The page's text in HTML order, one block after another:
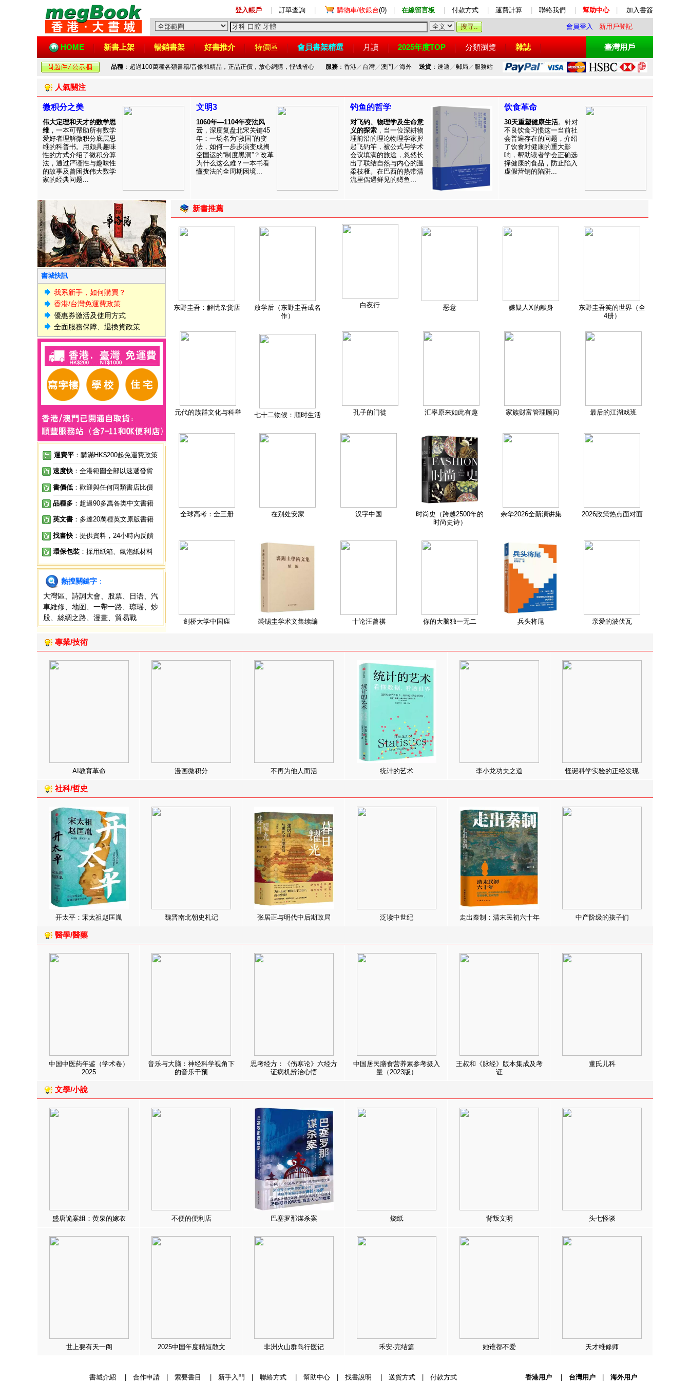
登入帳戶 訂單查詢 購物車/收銀台(0) 在線留言板 付款方式 運費計算 聯絡我們 幫助中心 加入書簽
會員登入 新用戶登記
HOME 新書上架 暢銷書架 好書推介 特價區 會員書架精選 月讀 2025年度TOP 分類瀏覽 雜誌 臺灣用戶
品種 ：超過100萬種各類書籍/音像和精品，正品正價，放心網購，悭钱省心 服務：香港／ 台灣／澳門 ／海外 送貨：速遞 ／郵局 ／ 服務站
人氣關注
微积分之美
伟大定理和天才的数学思
维 ，一本可帮助所有数学
爱好者理解微积分底层思
维的科普书。用颇具趣味
性的方式介绍了微积分算
法，通过严谨性与趣味性
的故事及曾困扰伟大数学
家的经典问题...
文明3
1060年—1104年变法风
云 ，深度复盘北宋关键45
年：一场名为“救国”的变
法，如何一步步演变成掏
空国运的“制度黑洞”？改革
为什么这么难？一本书看
懂变法的全周期困境...
钓鱼的哲学
对飞钓、物理学及生命意
义的探索 ，当一位深耕物
理前沿的理论物理学家握
起飞钓竿，被公式与学术
会议填满的旅途，忽然长
出了联结自然与内心的温
柔枝桠。在巴西的热带清
流里偶遇鲜见的鳟鱼...
饮食革命
30天重塑健康生活。针对
不良饮食习惯这一当前社
会普遍存在的问题，介绍
了饮食对健康的重大影
响，帮助读者学会正确选
择健康的食品，防止陷入
虚假营销的陷阱...
書城快訊
我系新手，如何購買？
香港/台灣免運費政策
優惠券激活及使用方式
全面服務保障、退換貨政策
運費平 ：購滿HK$200起免運費政策
速度快 ：全港範圍全部以速遞發貨
書價低 ：歡迎與任何同類書店比價
品種多 ：超過90多萬各类中文書籍
英文書 ：多達20萬種英文原版書籍
找書快 ：提供資料，24小時內反饋
環保包裝 ：採用紙箱、氣泡紙材料
熱搜關鍵字 ：
大灣區
詩詞大會 股票 日语
汽
車維修
地图 一帶一路 琼瑶
炒
股
絲綢之路 漫畫 貿易戰
新書推薦
东野圭吾：解忧杂货店
放学后（东野圭吾成名
作）
白夜行 恶意 嫌疑人X的献身
东野圭吾笑的世界（全
4册）
元代的族群文化与科举 七十二物候：顺时生活 孔子的门徒 汇率原来如此有趣 家族财富管理顾问 最后的江湖戏班
全球高考：全三册 在别处安家 汉字中国
时尚史（跨越2500年的
时尚史诗）
余华2026全新演讲集 2026政策热点面对面
剑桥大学中国庙 裘锡圭学术文集续编 十论汪曾祺 你的大脑独一无二 兵头将尾 亲爱的波伏瓦
專業/技術
AI教育革命 漫画微积分 不再为他人而活 统计的艺术 李小龙功夫之道 怪诞科学实验的正经发现
社科/哲史
开太平：宋太祖赵匡胤 魏晋南北朝史札记 张居正与明代中后期政局 泛读中世纪 走出秦制：清末民初六十年 中产阶级的孩子们
醫學/醫藥
中国中医药年鉴（学术卷）
2025
音乐与大脑：神经科学视角下
的音乐干预
思考经方：《伤寒论》六经方
证病机辨治心悟
中国居民膳食营养素参考摄入
量（2023版）
王叔和《脉经》版本集成及考
证
董氏儿科
文學/小說
盛唐诡案组：黄泉的嫁衣 不便的便利店 巴塞罗那谋杀案 烧纸 背叛文明 头七怪谈
世上要有天一阁 2025中国年度精短散文 非洲火山群岛行医记 禾安·完结篇 她谁都不爱 天才维修师
書城介紹 合作申請| 索要書目 新手入門 聯絡方式| 幫助中心| 找書說明 送貨方式| 付款方式 香港用户| 台灣用户| 海外用户